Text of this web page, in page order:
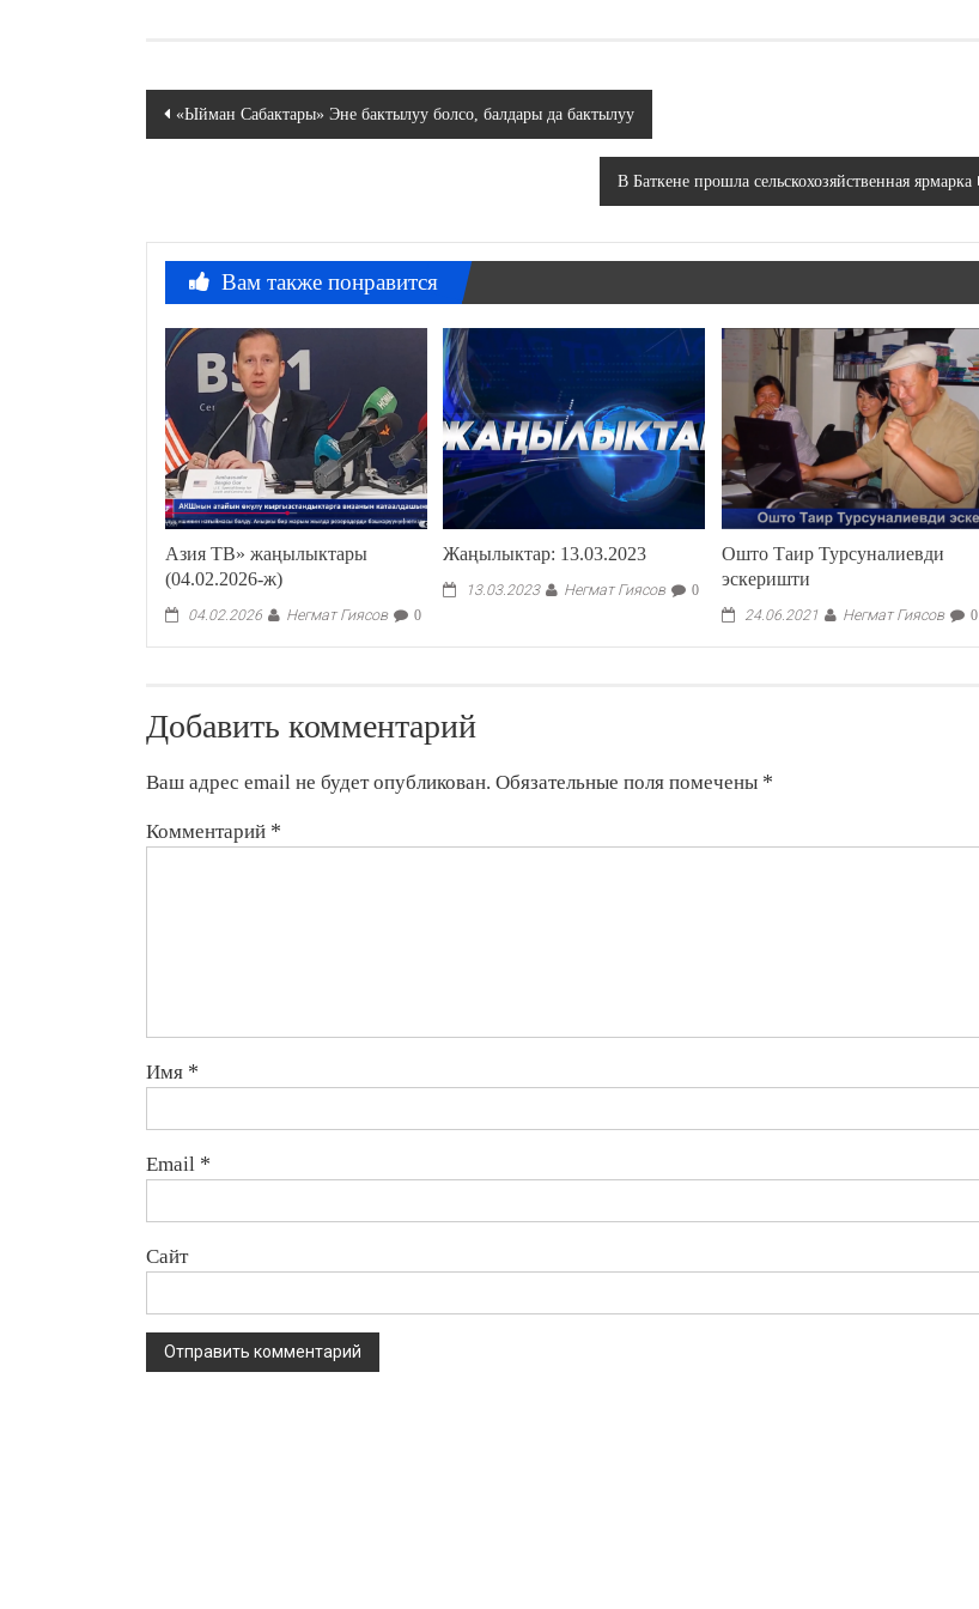
Навигация
«Ыйман Сабактары» Эне бактылуу болсо, балдары да бактылуу
В Баткене прошла сельскохозяйственная ярмарка
Вам также понравится
Азия ТВ» жаңылыктары
(04.02.2026-ж)
04.02.2026 Негмат Гиясов 0
Жаңылыктар: 13.03.2023
13.03.2023 Негмат Гиясов 0
Ошто Таир Турсуналиевди
эскеришти
24.06.2021 Негмат Гиясов 0
Добавить комментарий
Ваш адрес email не будет опубликован. Обязательные поля помечены *
Комментарий *
Имя *
Email *
Сайт